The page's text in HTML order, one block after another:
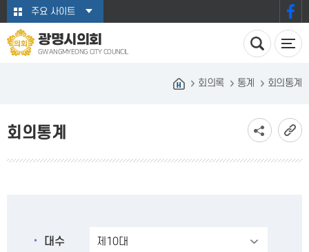
본문바로가기주요 사이트
광명시의회
GWANGMYEONG CITY COUNCIL
회의록 통계 회의통계
회의통계
대수